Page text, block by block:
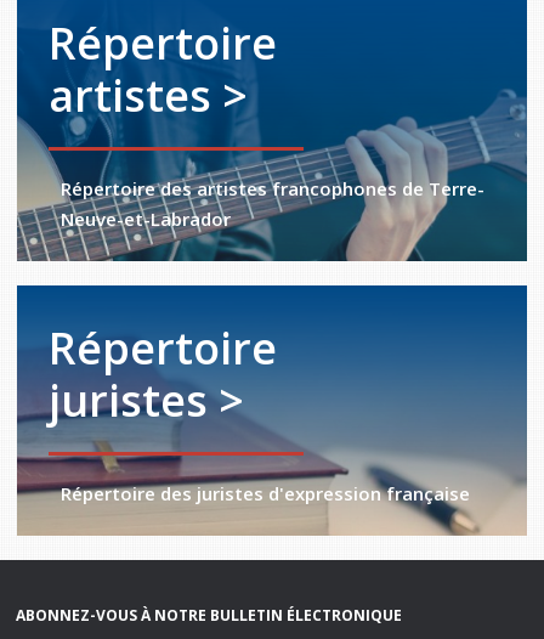
Répertoire
artistes >
Répertoire des artistes francophones de Terre-
Neuve-et-Labrador
Répertoire
juristes >
Répertoire des juristes d'expression française
ABONNEZ-VOUS À NOTRE BULLETIN ÉLECTRONIQUE